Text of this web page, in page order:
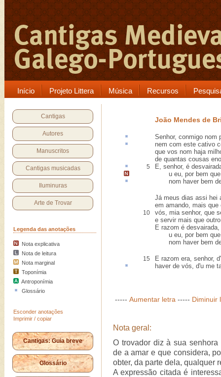
Início Projeto Littera Música Recursos
Cantigas
Autores
Manuscritos
Cantigas musicadas
Iluminuras
Arte de Trovar
Legenda das anotações
Nota explicativa
Nota de leitura
Nota marginal
Toponímia
Antroponímia
Glossário
Esconder anotações
Imprimir / copiar
Cantigas: Guia breve
Glossário
João Mendes de
Senhor, conmigo nom
nem com este cativo
que vos nom haja
de quantas cousas
5
E, senhor, é
u eu, por bem
nom haver bem
Já meus dias assi hei
em amando, mais que
10
vós, mia senhor, que
e servir mais que
E razom é desvairada,
u eu, por bem que
nom haver bem de
15
E razom era, senhor,
haver de vós, d'u me
----- Aumentar letra ----- Diminuir
Nota geral:
O trovador diz à sua
de a amar e que considera,
obter, da parte dela, qualquer
A expressão citada é